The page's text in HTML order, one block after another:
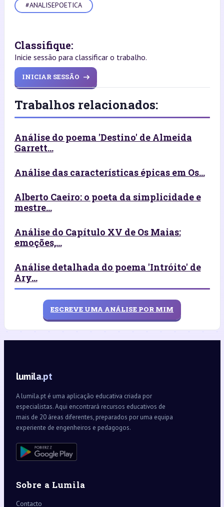
#ANALISEPOETICA
Classifique:
Inicie sessão para classificar o trabalho.
INICIAR SESSÃO
Trabalhos relacionados:
Análise do poema 'Destino' de Almeida
Garrett...
Análise das características épicas em Os...
Alberto Caeiro: o poeta da simplicidade e
mestre...
Análise do Capítulo XV de Os Maias:
emoções,...
Análise detalhada do poema 'Intróito' de
Ary...
ESCREVE UMA ANÁLISE POR MIM
lumila.pt
A lumila.pt é uma aplicação educativa criada por
especialistas. Aqui encontrará recursos educativos de
mais de 20 áreas diferentes, preparados por uma equipa
experiente de engenheiros e pedagogos.
Sobre a Lumila
Contacto